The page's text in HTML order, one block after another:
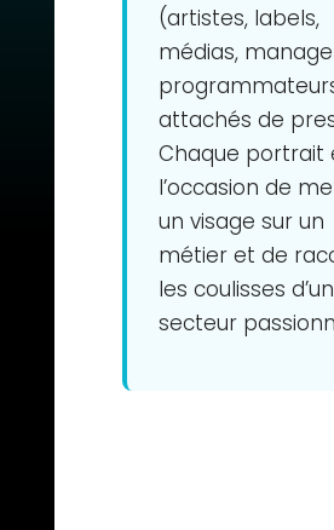
(artistes, labels,
médias,
attachés de
Chaque portrait
l’occasion de
un visage sur un
métier et de
les coulisses d’un
secteur